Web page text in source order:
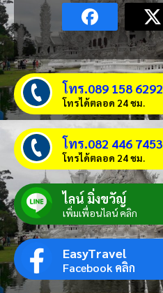
โทร.089 158 6292
โทรได้ตลอด 24 ชม.
โทร.082 446 7453
โทรได้ตลอด 24 ชม.
ไลน์ มิ่งขวัญ์
เพิ่มเพื่อนไลน์ คลิก
EasyTravel
Facebook คลิก